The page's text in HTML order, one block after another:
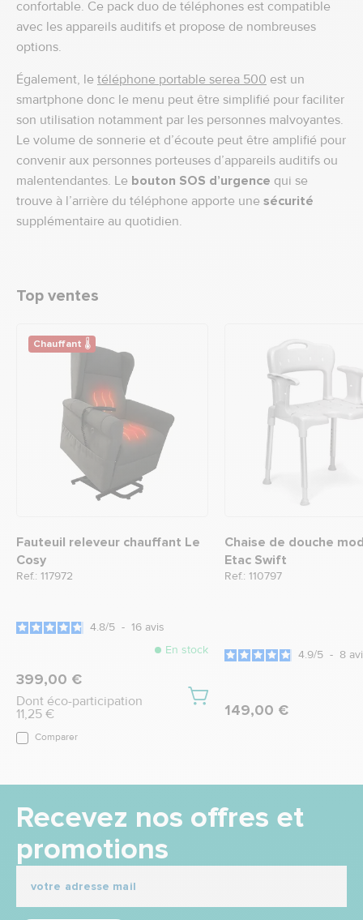
confortable. Ce pack duo de téléphones est compatible
avec les appareils auditifs et propose de nombreuses
options.
Également, le téléphone portable serea 500 est un
smartphone donc le menu peut être simplifié pour faciliter
son utilisation notamment par les personnes malvoyantes.
Le volume de sonnerie et d’écoute peut être amplifié pour
convenir aux personnes porteuses d’appareils auditifs ou
malentendantes. Le bouton SOS d’urgence qui se
trouve à l’arrière du téléphone apporte une sécurité
supplémentaire au quotidien.
Top ventes
Chauffant 🌡
Fauteuil releveur chauffant Le
Cosy
Ref.: 117972
4.8/5 - 16 avis
En stock
399,00 €
Dont éco-participation
11,25 €
Comparer
Chaise de douche
Etac Swift
Ref.: 110797
4.9/5 - 8
149,00 €
Recevez nos offres et
promotions